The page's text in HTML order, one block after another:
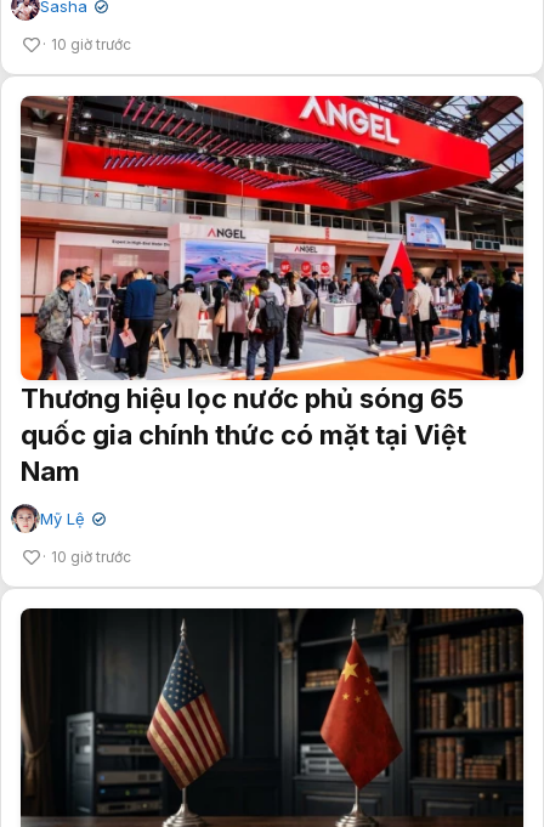
Sasha ✔
10 giờ trước
Thương hiệu lọc nước phủ sóng 65
quốc gia chính thức có mặt tại Việt
Nam
Mỹ Lệ ✔
10 giờ trước